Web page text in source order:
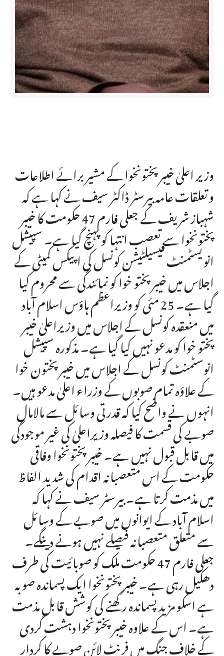
وزیر اعلیٰ خیبر پختونخوا کے مشیر برائے اطلاعات
و تعلقات عامہ بیرسٹر ڈاکٹر سیف نے کہا ہے کہ
شہباز شریف کے جعلی فارم 47 حکومت کا خیبر
پختونخوا سے تعصب انتہا کو پہنچ گیا ہے۔ سپیشل
انویسٹمنٹ فیسیلٹیشن کونسل کی اپیکس کمیٹی کے
اجلاس میں خیبر پختو خوا کو نمائندگی سے محروم کیا
گیا ہے۔ 25 مئی کو وزیراعظم ہاؤس اسلام آباد
میں منعقدہ کونسل کے اجلاس میں وزیراعلیٰ خیبر
پختو خوا کو مدعو نہیں کیا گیا ہے۔ مذکورہ سپیشل
انوسٹمنٹ کونسل کے اجلاس میں خیبر پختون خوا
کے علاؤہ تمام صوبوں کے وزراء اعلیٰ مدعو ہیں۔
انہوں نے واضح کیا کہ قدرتی وسائل سے مالامال
صوبے کی قسمت کا فیصلہ وزیراعلیٰ کی غیر موجودگی
میں قابل قبول نہیں ہے۔ خیبر پختونخوا وفاقی
حکومت کے اس متعصبانہ اقدام کی شدید الفاظ
میں مذمت کرتا ہے۔ بیرسٹر سیف نے کہا کہ
اسلام آباد کے ایوانوں میں صوبے کے وسائل
سے متعلق متعصبانہ فیصلے نہیں ہونے دینگے۔
جعلی فارم 47 حکومت ملک کو صوبائیت کی طرف
دھکیل رہی ہے۔ خیبر پختونخوا ایک پسماندہ صوبہ
ہے اسکو مزید پسماندہ رکھنے کی کوشش قابل مذمت
ہے۔ اس کے علاوہ خیبر پختونخوا دہشت گردی
کے خلاف جنگ میں فرنٹ لائن صوبے کا کردار